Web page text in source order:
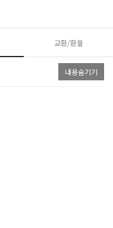
교환/환불
내용숨기기